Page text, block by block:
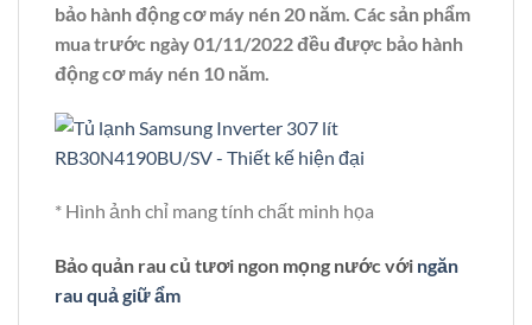
bảo hành động cơ máy nén 20 năm. Các sản phẩm
mua trước ngày 01/11/2022 đều được bảo hành
động cơ máy nén 10 năm.
* Hình ảnh chỉ mang tính chất minh họa
Bảo quản rau củ tươi ngon mọng nước với ngăn
rau quả giữ ẩm